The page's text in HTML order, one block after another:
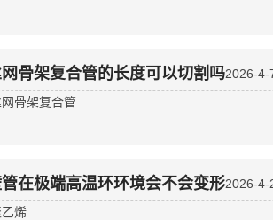
骨架复合管的长度可以切割吗2026-4-
骨架复合管
在极端高温环环境会不会变形2026-4-
烯